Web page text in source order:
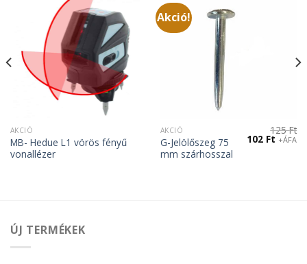
AKCIÓ
MB- Hedue L1 vörös fényű
vonallézer
Akció!
AKCIÓ
G-Jelölőszeg 75
mm szárhosszal
125Ft
Original
102 Ft Current
+ÁFA
ÚJ TERMÉKEK